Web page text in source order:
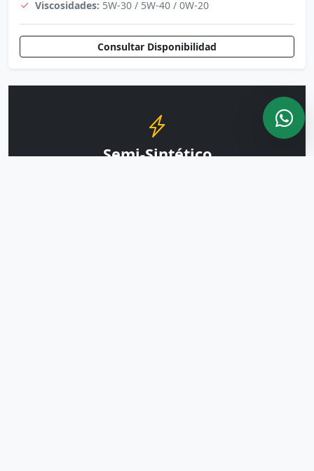
Viscosidades: 5W-30 / 5W-40 / 0W-20
Consultar Disponibilidad
Semi-Sintético